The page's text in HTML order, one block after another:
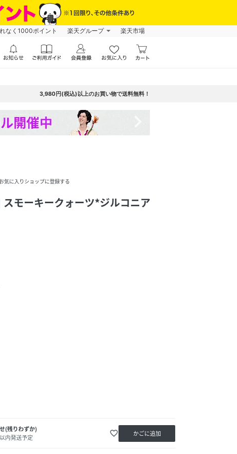
なく1000ポイント 楽天グループ 楽天市場
3,980円(税込)以上のお買い物で送料無料！
お気に入りショップに登録する
モーキークォーツ*ジルコニア
(残りわずか)
内発送予定
favorite_border かごに追加